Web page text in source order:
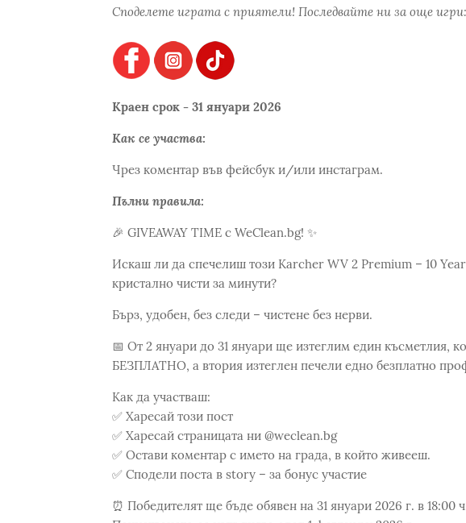
Споделете играта с приятели! Последвайте ни за още игри:
Краен срок - 31 януари 2026
Как се участва:
Чрез коментар във фейсбук и/или инстаграм.
Пълни правила:
🎉 GIVEAWAY TIME с WeClean.bg! ✨
Искаш ли да спечелиш този Karcher WV 2 Premium – 10
кристално чисти за минути?
Бърз, удобен, без следи – чистене без нерви.
📅 От 2 януари до 31 януари ще изтеглим един късметлия,
БЕЗПЛАТНО, а втория изтеглен печели едно безплатно
Как да участваш:
✅ Харесай този пост
✅ Харесай страницата ни @weclean.bg
✅ Остави коментар с името на града, в който живееш.
✅ Сподели поста в story – за бонус участие
⏰ Победителят ще бъде обявен на 31 януари 2026 г. в 18:00